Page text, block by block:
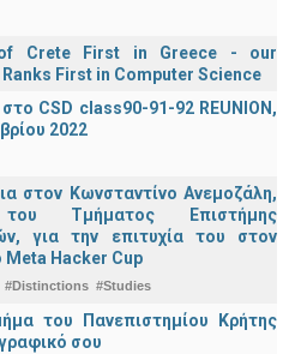
Crete First in Greece - our
First in Computer Science
CSD class90-91-92 REUNION,
2022
στον Κωνσταντίνο Ανεμοζάλη,
Τμήματος Επιστήμης
για την επιτυχία του στον
Meta Hacker Cup
#Distinctions #Studies
του Πανεπιστημίου Κρήτης
σου